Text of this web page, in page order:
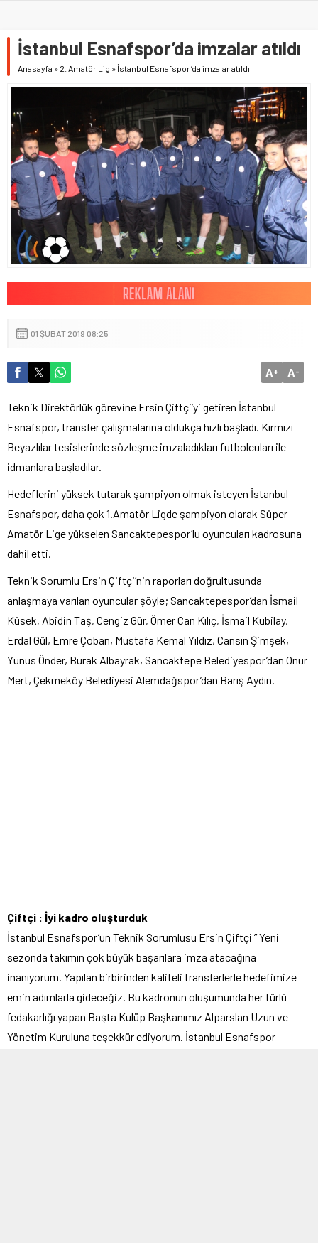
İstanbul Esnafspor’da imzalar atıldı
Anasayfa » 2. Amatör Lig » İstanbul Esnafspor’da imzalar atıldı
01 ŞUBAT 2019 08:25
A+ A-
Teknik Direktörlük görevine Ersin Çiftçi’yi getiren İstanbul
Esnafspor, transfer çalışmalarına oldukça hızlı başladı. Kırmızı
Beyazlılar tesislerinde sözleşme imzaladıkları futbolcuları ile
idmanlara başladılar.
Hedeflerini yüksek tutarak şampiyon olmak isteyen İstanbul
Esnafspor, daha çok 1.Amatör Ligde şampiyon olarak Süper
Amatör Lige yükselen Sancaktepespor’lu oyuncuları kadrosuna
dahil etti.
Teknik Sorumlu Ersin Çiftçi’nin raporları doğrultusunda
anlaşmaya varılan oyuncular şöyle; Sancaktepespor’dan İsmail
Küsek, Abidin Taş, Cengiz Gür, Ömer Can Kılıç, İsmail Kubilay,
Erdal Gül, Emre Çoban, Mustafa Kemal Yıldız, Cansın Şimşek,
Yunus Önder, Burak Albayrak, Sancaktepe Belediyespor’dan Onur
Mert, Çekmeköy Belediyesi Alemdağspor’dan Barış Aydın.
Çiftçi : İyi kadro oluşturduk
İstanbul Esnafspor’un Teknik Sorumlusu Ersin Çiftçi ” Yeni
sezonda takımın çok büyük başarılara imza atacağına
inanıyorum. Yapılan birbirinden kaliteli transferlerle hedefimize
emin adımlarla gideceğiz. Bu kadronun oluşumunda her türlü
fedakarlığı yapan Başta Kulüp Başkanımız Alparslan Uzun ve
Yönetim Kuruluna teşekkür ediyorum. İstanbul Esnafspor